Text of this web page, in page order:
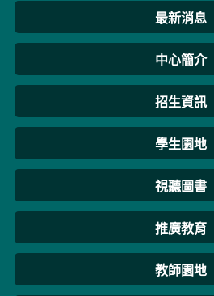
最新消息
中心簡介
招生資訊
學生園地
視聽圖書
推廣教育
教師園地